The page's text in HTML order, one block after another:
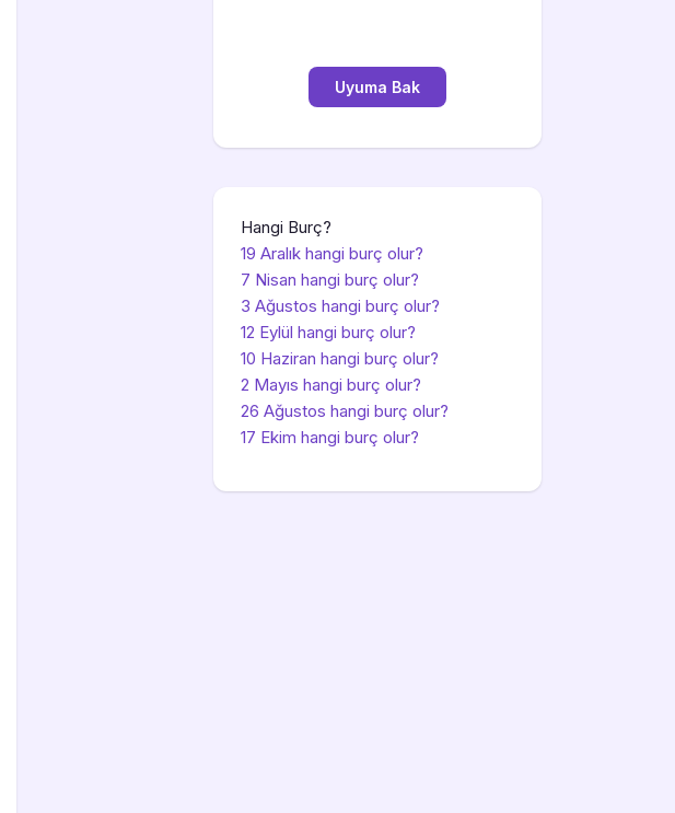
Hangi Burç?
19 Aralık hangi burç olur?
7 Nisan hangi burç olur?
3 Ağustos hangi burç olur?
12 Eylül hangi burç olur?
10 Haziran hangi burç olur?
2 Mayıs hangi burç olur?
26 Ağustos hangi burç olur?
17 Ekim hangi burç olur?